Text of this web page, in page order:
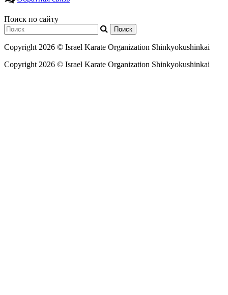
Поиск по сайту
Copyright 2026 © Israel Karate Organization Shinkyokushinkai
Copyright 2026 © Israel Karate Organization Shinkyokushinkai